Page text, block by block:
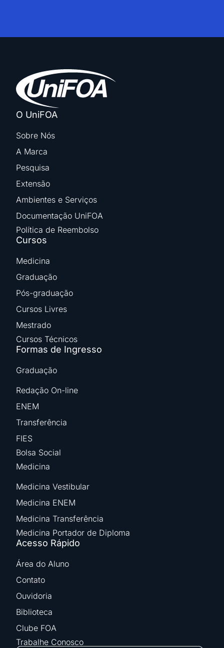
O UniFOA
Sobre Nós
A Marca
Pesquisa
Extensão
Ambientes e Serviços
Documentação UniFOA
Política de Reembolso
Cursos
Medicina
Graduação
Pós-graduação
Cursos Livres
Mestrado
Cursos Técnicos
Formas de Ingresso
Graduação
Redação On-line
ENEM
Transferência
FIES
Bolsa Social
Medicina
Medicina Vestibular
Medicina ENEM
Medicina Transferência
Medicina Portador de Diploma
Acesso Rápido
Área do Aluno
Contato
Ouvidoria
Biblioteca
Clube FOA
Trabalhe Conosco